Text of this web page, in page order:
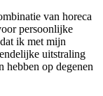
van horeca
persoonlijke
ik met mijn
uitstraling
hebben op degenen